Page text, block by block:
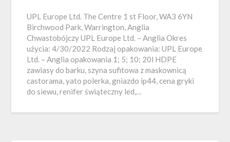
UPL Europe Ltd. The Centre 1 st Floor, WA3 6YN
Birchwood Park, Warrington, Anglia
Chwastobójczy UPL Europe Ltd. – Anglia Okres
użycia: 4/30/2022 Rodzaj opakowania: UPL Europe
Ltd. – Anglia opakowania 1; 5; 10; 20l HDPE
zawiasy do barku, szyna sufitowa z maskownicą
castorama, yato polerka, gniazdo ip44, cena gryki
do siewu, renifer świąteczny led,…